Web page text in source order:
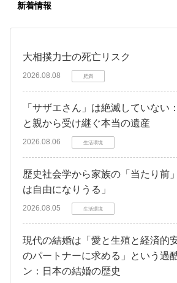
新着情報
大相撲力士の死亡リスク
2026.08.08 肥満
「サザエさん」は絶滅していない
と親から受け継ぐ本当の遺産
2026.08.06 生活環境
歴史社会学から家族の「当たり前
は自由になりうる」
2026.08.05 生活環境
現代の結婚は「愛と生殖と経済的
のパートナーに求める」という過
ン：日本の結婚の歴史